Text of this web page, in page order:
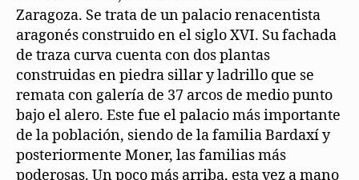
Zaragoza. Se trata de un palacio renacentista
aragonés construido en el siglo XVI. Su fachada
de traza curva cuenta con dos plantas
construidas en piedra sillar y ladrillo que se
remata con galería de 37 arcos de medio punto
bajo el alero. Este fue el palacio más importante
de la población, siendo de la familia Bardaxí y
posteriormente Moner, las familias más
poderosas. Un poco más arriba, esta vez a mano